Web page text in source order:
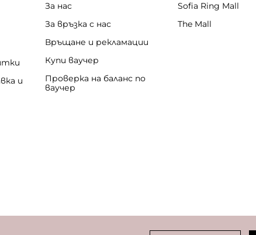
и
За нас
За връзка с нас
Връщане и рекламации
Купи ваучер
Проверка на баланс по
ваучер
Sofia Ring Mall
The Mall